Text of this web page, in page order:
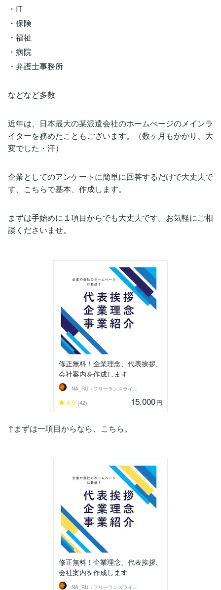
・IT
・保険
・福祉
・病院
・弁護士事務所
などなど多数
近年は、日本最大の某派遣会社のホームぺージのメインラ
イターを務めたこともございます。（数ヶ月もかかり、大
変でした・汗）
企業としてのアンケートに簡単に回答するだけで大丈夫で
す、こちらで基本、作成します。
まずは手始めに１項目からでも大丈夫です。お気軽にご相
談くださいませ。
修正無料！企業理念、代表挨拶、
会社案内を作成します
NA_RU（フリーランスライター）
4.9 (42) 15,000円
↑まずは一項目からなら、こちら。
修正無料！企業理念、代表挨拶、
会社案内を作成します
NA_RU（フリーランスライター）